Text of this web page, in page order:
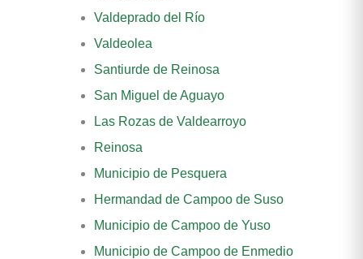
Valdeprado del Río
Valdeolea
Santiurde de Reinosa
San Miguel de Aguayo
Las Rozas de Valdearroyo
Reinosa
Municipio de Pesquera
Hermandad de Campoo de Suso
Municipio de Campoo de Yuso
Municipio de Campoo de Enmedio